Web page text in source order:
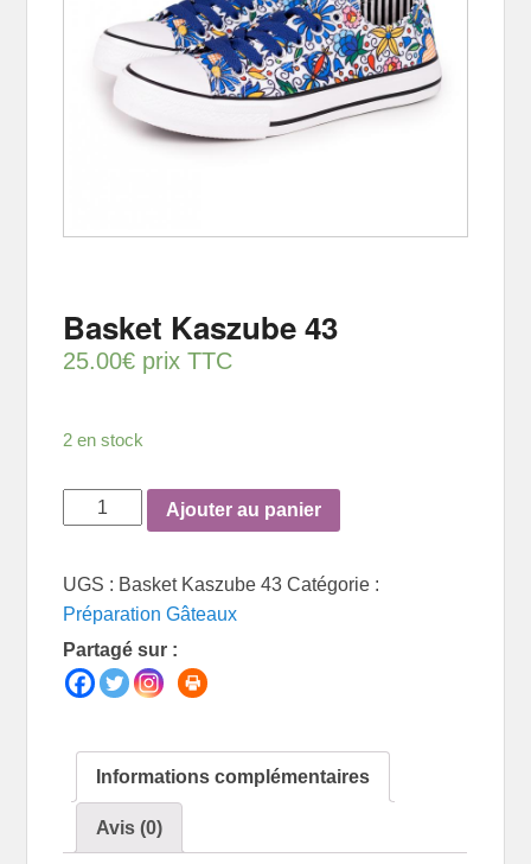
Basket Kaszube 43
25.00€ prix TTC
2 en stock
quantité
de
Kaszube
43
Ajouter au panier
UGS : Basket Kaszube 43 Catégorie :
Préparation Gâteaux
Partagé sur :
Informations complémentaires
Avis (0)